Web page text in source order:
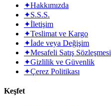
✦Hakkımızda
✦S.S.S.
✦İletişim
✦Teslimat ve Kargo
✦İade veya Değişim
✦Mesafeli Satış Sözleşmesi
✦Gizlilik ve Güvenlik
✦Çerez Politikası
Keşfet